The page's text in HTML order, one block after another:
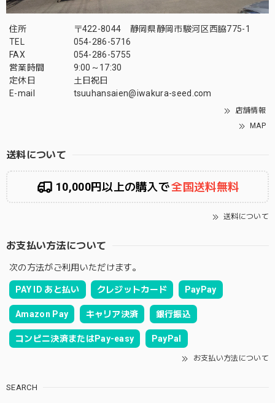
住所
〒422-8044 静岡県静岡市駿河区西脇775-1
TEL
054-286-5716
FAX
054-286-5755
営業時間
9:00～17:30
定休日
土日祝日
E-mail
tsuuhansaien@iwakura-seed.com
店舗情報
MAP
送料について
10,000円以上の購入で全国送料無料
送料について
お支払い方法について
次の方法がご利用いただけます。
PAY ID あと払い クレジットカード PayPay
Amazon Pay キャリア決済 銀行振込
コンビニ決済またはPay-easy PayPal
お支払い方法について
SEARCH